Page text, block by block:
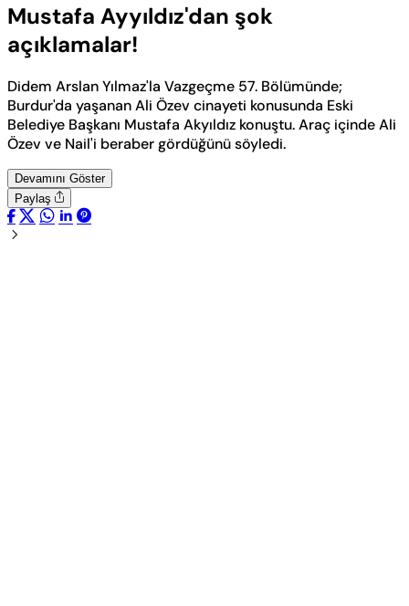
Mustafa Ayyıldız'dan şok
açıklamalar!
Didem Arslan Yılmaz'la Vazgeçme 57. Bölümünde;
Burdur'da yaşanan Ali Özev cinayeti konusunda Eski
Belediye Başkanı Mustafa Akyıldız konuştu. Araç içinde Ali
Özev ve Nail'i beraber gördüğünü söyledi.
Devamını Göster
Paylaş